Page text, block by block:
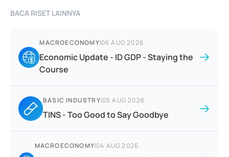
BACA RISET LAINNYA
MACROECONOMY|06 AUG 2026
Economic Update - ID GDP - Staying the
Course
BASIC INDUSTRY|05 AUG 2026
TINS - Too Good to Say Goodbye
MACROECONOMY|04 AUG 2026